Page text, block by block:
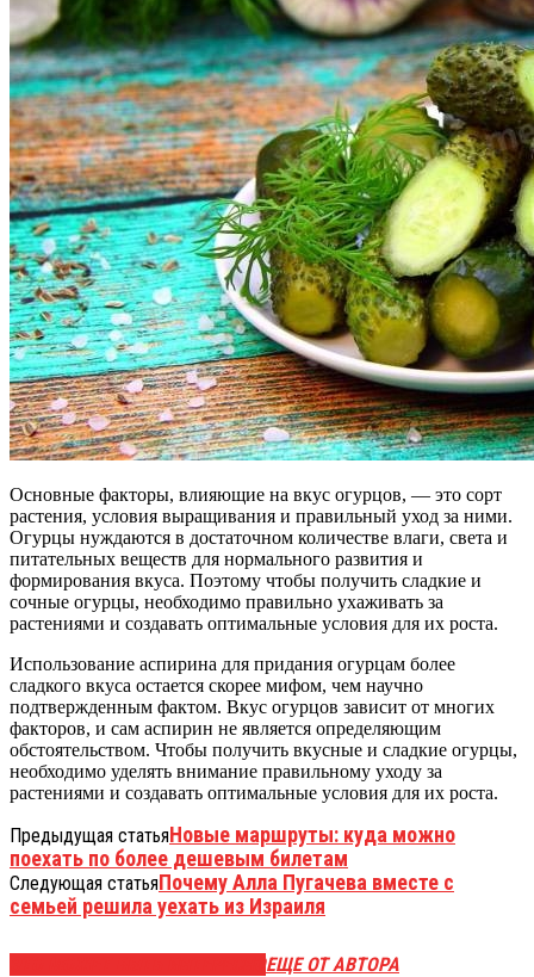
Основные факторы, влияющие на вкус огурцов, — это сорт
растения, условия выращивания и правильный уход за ними.
Огурцы нуждаются в достаточном количестве влаги, света и
питательных веществ для нормального развития и
формирования вкуса. Поэтому чтобы получить сладкие и
сочные огурцы, необходимо правильно ухаживать за
растениями и создавать оптимальные условия для их роста.
Использование аспирина для придания огурцам более
сладкого вкуса остается скорее мифом, чем научно
подтвержденным фактом. Вкус огурцов зависит от многих
факторов, и сам аспирин не является определяющим
обстоятельством. Чтобы получить вкусные и сладкие огурцы,
необходимо уделять внимание правильному уходу за
растениями и создавать оптимальные условия для их роста.
Предыдущая статьяНовые маршруты: куда можно
поехать по более дешевым билетам
Следующая статьяПочему Алла Пугачева вместе с
семьей решила уехать из Израиля
ЕЩЕ ОТ АВТОРА